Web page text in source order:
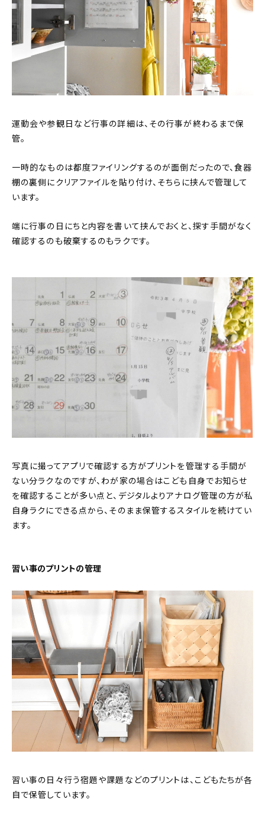
運動会や参観日など行事の詳細は、その行事が終わるまで保
管。
一時的なものは都度ファイリングするのが面倒だったので、食器
棚の裏側にクリアファイルを貼り付け、そちらに挟んで管理して
います。
端に行事の日にちと内容を書いて挟んでおくと、探す手間がなく
確認するのも破棄するのもラクです。
写真に撮ってアプリで確認する方がプリントを管理する手間が
ない分ラクなのですが、わが家の場合はこども自身でお知らせ
を確認することが多い点と、デジタルよりアナログ管理の方が私
自身ラクにできる点から、そのまま保管するスタイルを続けてい
ます。
習い事のプリントの管理
習い事の日々行う宿題や課題などのプリントは、こどもたちが各
自で保管しています。